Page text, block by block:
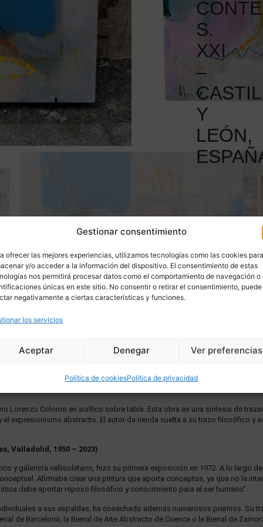
Gestionar consentimiento
ofrecer las mejores experiencias, utilizamos tecnologías como las cookies para
y/o acceder a la información del dispositivo. El consentimiento de estas
nos permitirá procesar datos como el comportamiento de navegación o
únicas en este sitio. No consentir o retirar el consentimiento, puede
negativamente a ciertas características y funciones.
los servicios
Aceptar Denegar Ver preferencias
Política de cookiesPolítica de privacidad
S.
XXI
–
Y
LEÓN,
DESCRIPCIÓN ENVÍO
Lorenzo Colomo en acrílico sobre tabla. Esta obra es una síntesis de
expresionismo abstracto. El autor da rienda suelta a su trazo filosófico y
Valladolid, 1950 – 2023)
y galerista vallisoletano, hizo su primera exposición en 1972. A lo largo
Afirmaba crear una pintura que aporta conceptos, ya que no le
debe aportar reposo filosófico y conocimiento para el ser humano”.
a sus espaldas, ha cosechado además numerosos premios. Su
de Barcelona, la Bienal de Arte Abstracto de Cuenca o la Bienal de